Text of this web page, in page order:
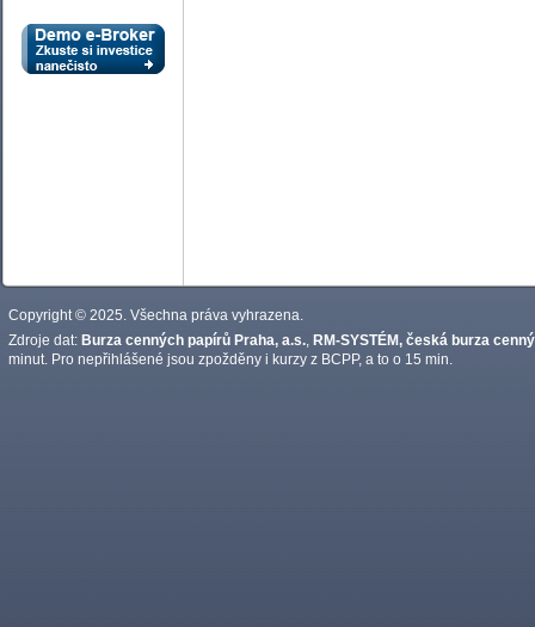
Copyright © 2025. Všechna práva vyhrazena.
Zdroje dat: Burza cenných papírů Praha, a.s. RM-SYSTÉM, česká burza
minut. Pro nepřihlášené jsou zpožděny i kurzy z BCPP, a to o 15 min.